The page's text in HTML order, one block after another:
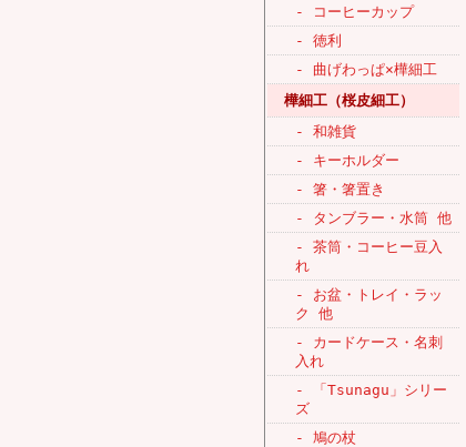
- コーヒーカップ
- 徳利
- 曲げわっぱ×樺細工
樺細工（桜皮細工）
- 和雑貨
- キーホルダー
- 箸・箸置き
- タンブラー・水筒 他
- 茶筒・コーヒー豆入
れ
- お盆・トレイ・ラッ
ク 他
- カードケース・名刺
入れ
- 「Tsunagu」シリー
ズ
- 鳩の杖